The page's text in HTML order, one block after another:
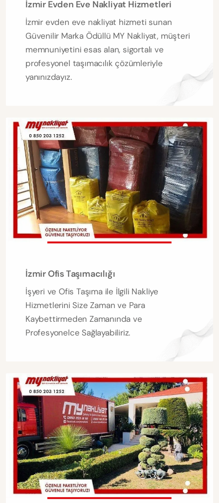
İzmir Evden Eve Nakliyat Hizmetleri
İzmir evden eve nakliyat hizmeti sunan
Güvenilir Marka Ödüllü MY Nakliyat, müşteri
memnuniyetini esas alan, sigortalı ve
profesyonel taşımacılık çözümleriyle
yanınızdayız.
İzmir Ofis Taşımacılığı
İşyeri ve Ofis Taşıma ile İlgili Nakliye
Hizmetlerini Size Zaman ve Para
Kaybettirmeden Zamanında ve
Profesyonelce Sağlayabiliriz.